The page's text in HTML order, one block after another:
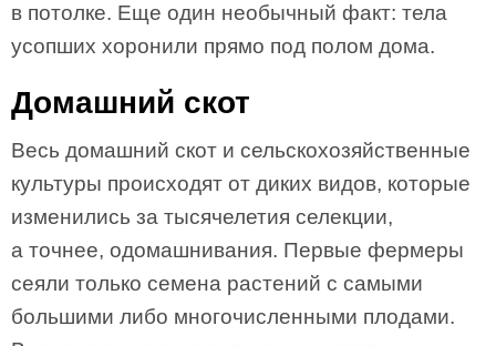
в потолке. Еще один необычный факт: тела
усопших хоронили прямо под полом дома.
Домашний скот
Весь домашний скот и сельскохозяйственные
культуры происходят от диких видов, которые
изменились за тысячелетия селекции,
а точнее, одомашнивания. Первые фермеры
сеяли только семена растений с самыми
большими либо многочисленными плодами.